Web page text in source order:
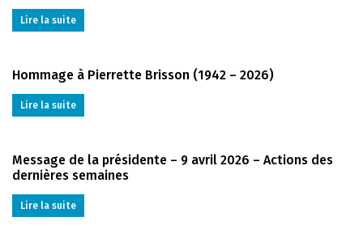
Lire la suite
Hommage à Pierrette Brisson (1942 – 2026)
Lire la suite
Message de la présidente – 9 avril 2026 – Actions des
dernières semaines
Lire la suite